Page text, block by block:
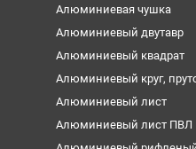
Алюминиевая чушка
Алюминиевый двутавр
Алюминиевый квадрат
Алюминиевый круг,
Алюминиевый лист
Алюминиевый лист ПВЛ